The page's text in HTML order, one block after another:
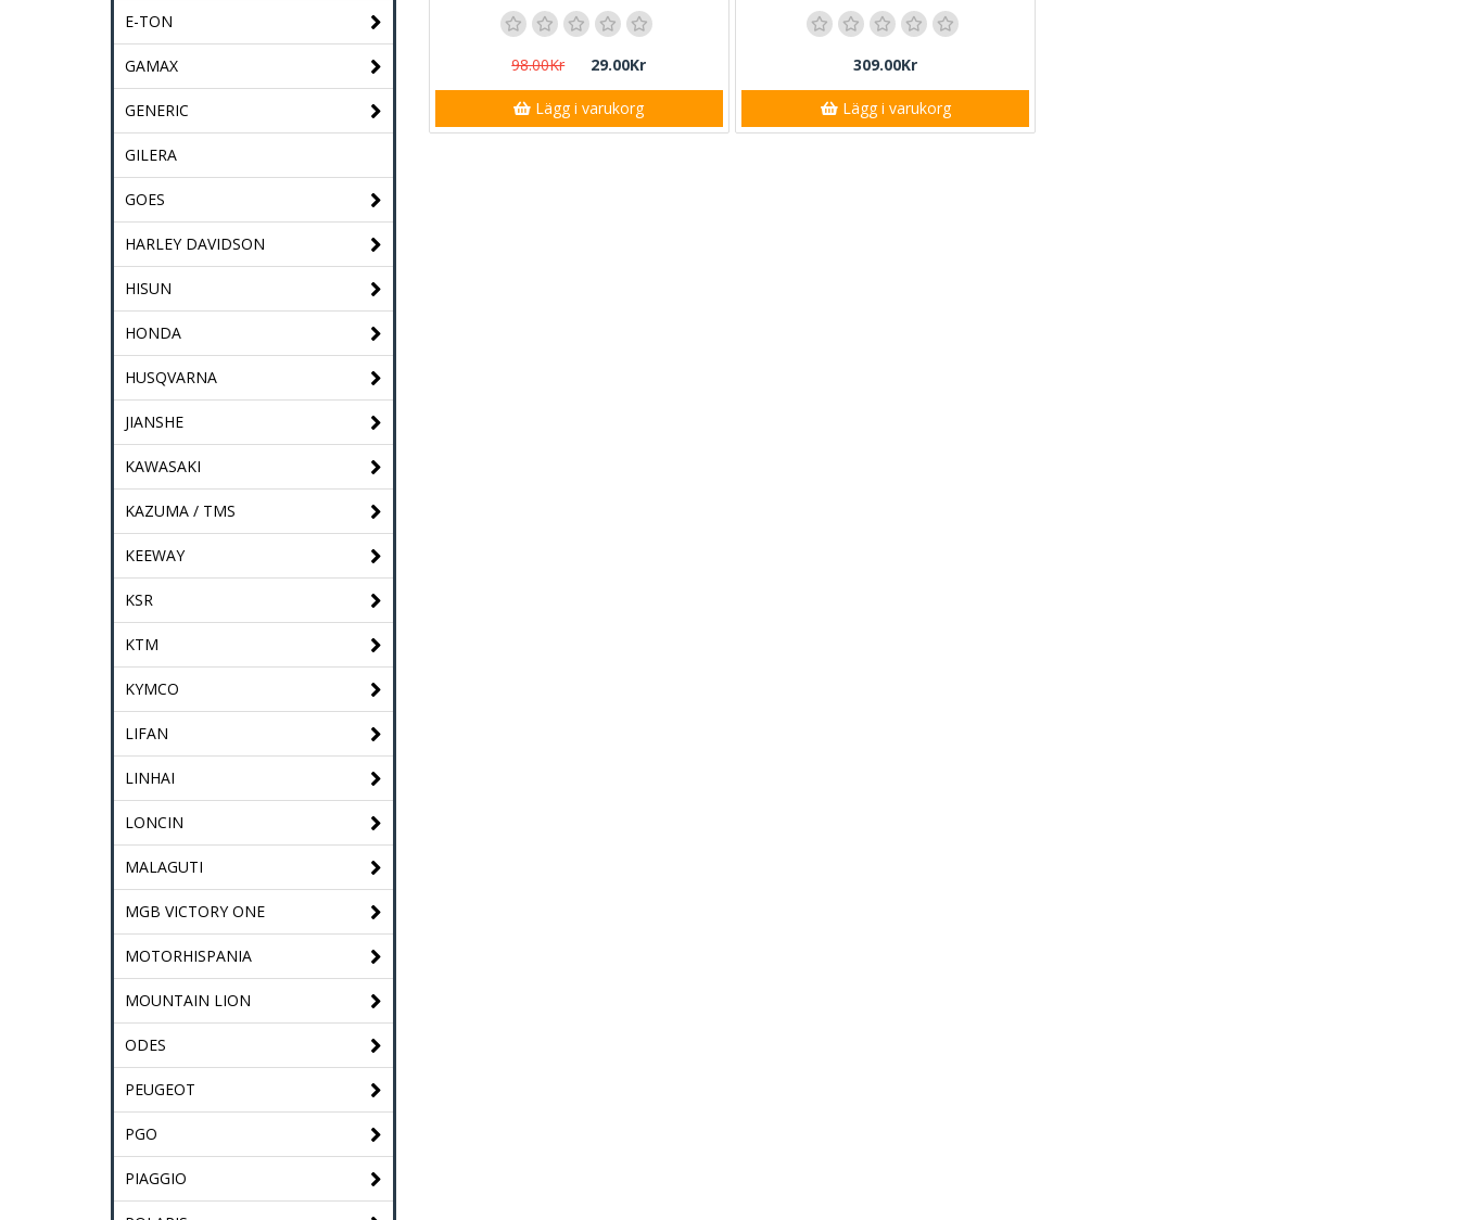
E-TON
GAMAX
GENERIC
GILERA
GOES
HARLEY DAVIDSON
HISUN
HONDA
HUSQVARNA
JIANSHE
KAWASAKI
KAZUMA / TMS
KEEWAY
KSR
KTM
KYMCO
LIFAN
LINHAI
LONCIN
MALAGUTI
MGB VICTORY ONE
MOTORHISPANIA
MOUNTAIN LION
ODES
PEUGEOT
PGO
PIAGGIO
98.00Kr 29.00Kr
Lägg i varukorg
309.00Kr
Lägg i varukorg